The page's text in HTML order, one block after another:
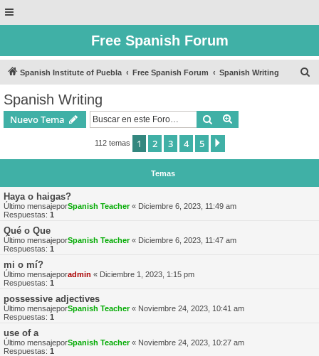
Free Spanish Forum
Spanish Institute of Puebla Free Spanish Forum Spanish Writing
Spanish Writing
Nuevo Tema Buscar
112 temas 1 2 3 4 5
Temas
Haya o haigas?
Último mensajeporSpanish Teacher« Diciembre 6, 2023, 11:49 am
Respuestas: 1
Qué o Que
Último mensajeporSpanish Teacher« Diciembre 6, 2023, 11:47 am
Respuestas: 1
mi o mí?
Último mensajeporadmin « Diciembre 1, 2023, 1:15 pm
Respuestas: 1
possessive adjectives
Último mensajeporSpanish Teacher« Noviembre 24, 2023, 10:41 am
Respuestas: 1
use of a
Último mensajeporSpanish Teacher« Noviembre 24, 2023, 10:27 am
Respuestas: 1